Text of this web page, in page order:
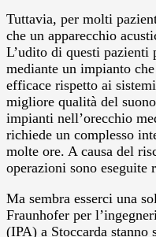
Tuttavia, per molti
che un apparecchio
L’udito di questi pazienti
mediante un impianto
efficace rispetto ai
migliore qualità del
impianti nell’orecchio
richiede un complesso
molte ore. A causa del
operazioni sono eseguite
Ma sembra esserci una
Fraunhofer per
(IPA) a Stoccarda